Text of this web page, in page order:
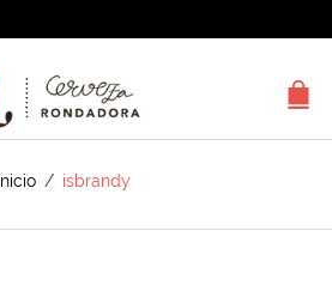
Inicio / isbrandy